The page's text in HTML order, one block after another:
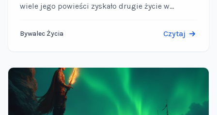
wiele jego powieści zyskało drugie życie w
kluczowe staje się …
Bywalec Życia Czytaj